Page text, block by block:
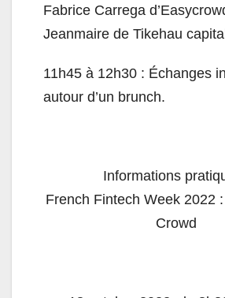
Fabrice Carrega
Jeanmaire de Tikehau
11h45 à 12h30 : Échanges
autour d’un brunch.
Informations
French Fintech Week 2022
Crowd